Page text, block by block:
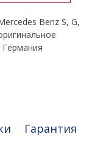
Benz S, G,
Германия
Гарантия